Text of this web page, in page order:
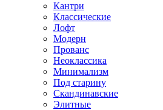
Кантри
Классические
Лофт
Модерн
Прованс
Неоклассика
Минимализм
Под старину
Скандинавские
Элитные